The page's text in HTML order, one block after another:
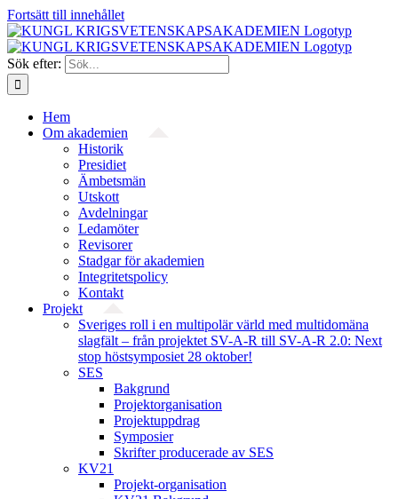
Fortsätt till innehållet
Sök efter:
Hem
Om akademien
Historik
Presidiet
Ämbetsmän
Utskott
Avdelningar
Ledamöter
Revisorer
Stadgar för akademien
Integritetspolicy
Kontakt
Projekt
Sveriges roll i en multipolär värld med multidomäna
slagfält – från projektet SV-A-R till SV-A-R 2.0: Next
stop höstsymposiet 28 oktober!
SES
Bakgrund
Projekt­organisation
Projektuppdrag
Symposier
Skrifter producerade av SES
KV21
Projekt-organisation